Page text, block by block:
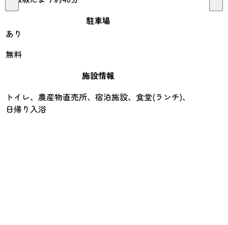
駐車場
あり
無料
施設情報
トイレ、農産物直売所、宿泊施設、食堂(ランチ)、
日帰り入浴